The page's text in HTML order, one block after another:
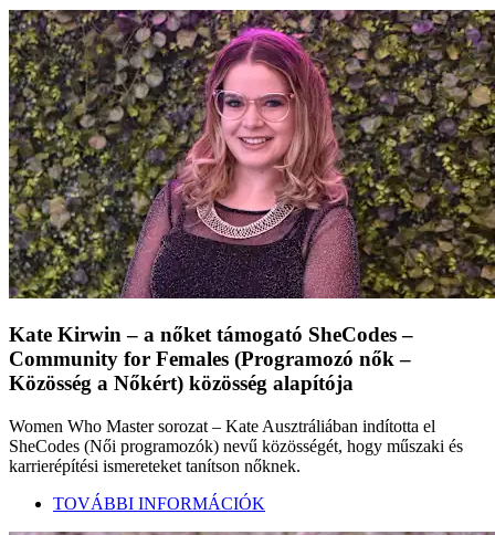
Kate Kirwin – a nőket támogató SheCodes –
Community for Females (Programozó nők –
Közösség a Nőkért) közösség alapítója
Women Who Master sorozat – Kate Ausztráliában indította el
SheCodes (Női programozók) nevű közösségét, hogy műszaki és
karrierépítési ismereteket tanítson nőknek.
TOVÁBBI INFORMÁCIÓK